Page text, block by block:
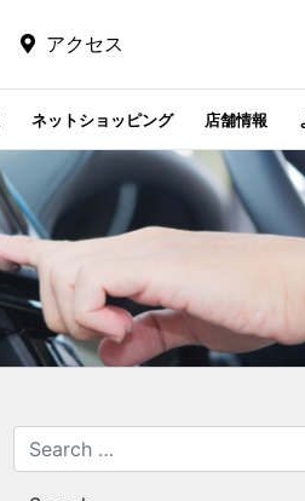
アクセス
ネットショッピング 店舗情報